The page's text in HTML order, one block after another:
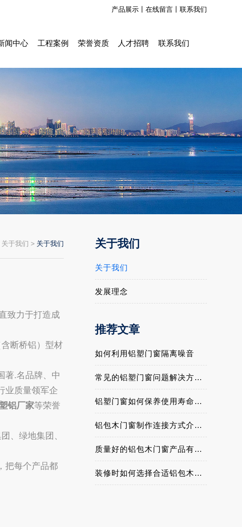
产品展示丨 在线留言丨 联系我们
闻中心 工程案例 荣誉资质 人才招聘 联系我们
关于我们 > 关于我们
致力于打造成
断桥铝）型材
.名品牌、中
业质量领军企
铝厂家等荣誉
、绿地集团、
把每个产品都
关于我们
关于我们
发展理念
推荐文章
如何利用铝塑门窗隔离噪音
常见的铝塑门窗问题解决方法与经验介绍
铝塑门窗如何保养使用寿命更长
铝包木门窗制作连接方式介绍与优缺点？
质量好的铝包木门窗产品有哪些特点
装修时如何选择合适铝包木门窗